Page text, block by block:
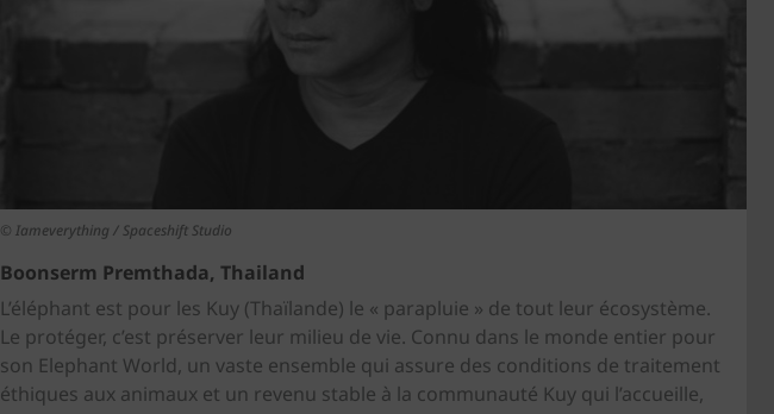
© Iameverything / Spaceshift Studio
Boonserm Premthada, Thailand
L’éléphant est pour les Kuy (Thaïlande) le « parapluie » de tout leur écosystème.
Le protéger, c’est préserver leur milieu de vie. Connu dans le monde entier pour
son Elephant World, un vaste ensemble qui assure des conditions de traitement
éthiques aux animaux et un revenu stable à la communauté Kuy qui l’accueille,